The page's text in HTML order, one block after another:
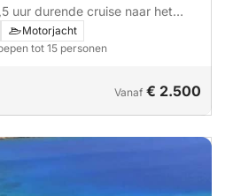
uur durende cruise naar het
Motorjacht
tot 15 personen
Vanaf € 2.500